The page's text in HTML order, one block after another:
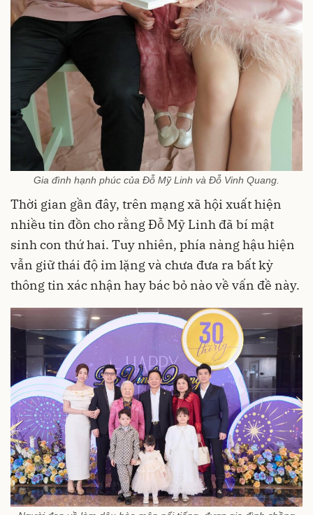
Gia đình hạnh phúc của Đỗ Mỹ Linh và Đỗ Vinh Quang.
Thời gian gần đây, trên mạng xã hội xuất hiện
nhiều tin đồn cho rằng Đỗ Mỹ Linh đã bí mật
sinh con thứ hai. Tuy nhiên, phía nàng hậu hiện
vẫn giữ thái độ im lặng và chưa đưa ra bất kỳ
thông tin xác nhận hay bác bỏ nào về vấn đề này.